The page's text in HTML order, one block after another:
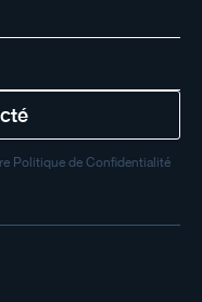
Politique de Confidentialité